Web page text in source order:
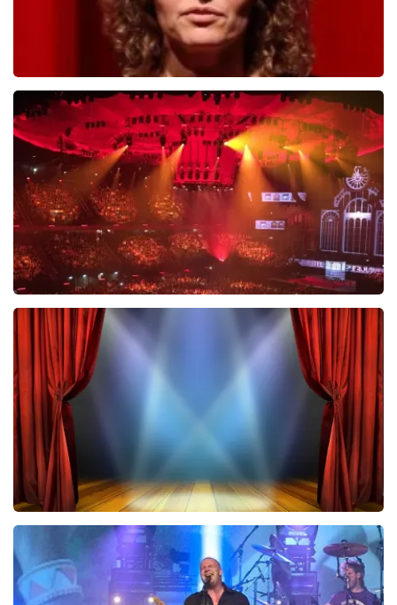
Esther van der Voort
488laatste 30 minuten
BESTEL NU
Vrienden Van Amstel Live
423 laatste 30 minuten
BESTEL NU
40 45 De Musical
290laatste 30 minuten
BESTEL NU